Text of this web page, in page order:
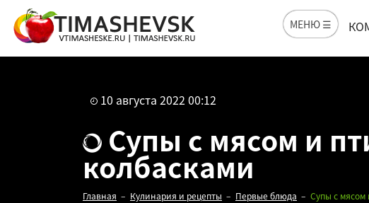
МЕНЮ ☰
10 августа 2022 00:12
Супы с мясом и
колбасками
Главная Кулинария и рецепты Первые блюда Супы с мясом